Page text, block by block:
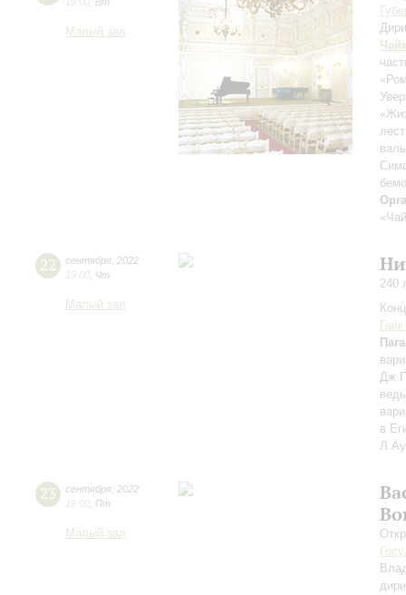
Малый зал
22 сентября 2022
19:00 Чт
Малый зал
240
в
23 сентября 2022
19:00 Пт
Малый зал